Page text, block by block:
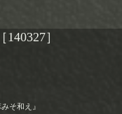
］
そ和え』